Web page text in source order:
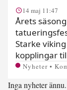
14 maj 11:47
Årets
Starke
kopplingar
Nyheter •
Inga nyheter ännu.